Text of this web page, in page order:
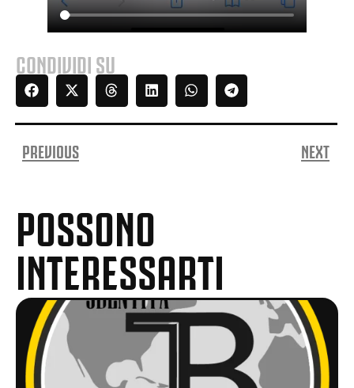
CONDIVIDI SU
PREVIOUS NEXT
POSSONO
INTERESSARTI